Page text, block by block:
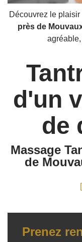
Découvrez le plaisir
près de
d'un
de
Massage
de
Prenez